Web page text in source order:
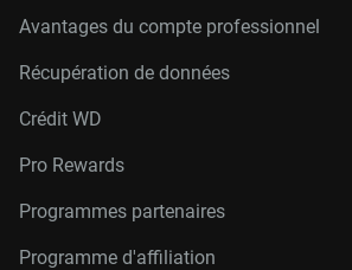
Avantages du compte professionnel
Récupération de données
Crédit WD
Pro Rewards
Programmes partenaires
Programme d'affiliation